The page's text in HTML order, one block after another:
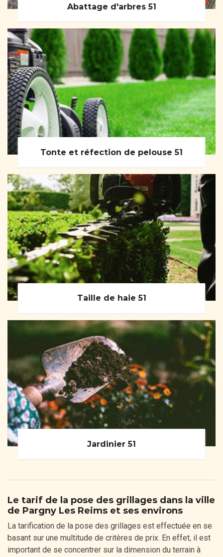
Abattage d'arbres 51
Tonte et réfection de pelouse 51
Taille de haie 51
Jardinier 51
Le tarif de la pose des grillages dans la ville
de Pargny Les Reims et ses environs
La tarification de la pose des grillages est effectuée en se
basant sur une multitude de critères de prix. En effet, il est
important de se concentrer sur la dimension du terrain à